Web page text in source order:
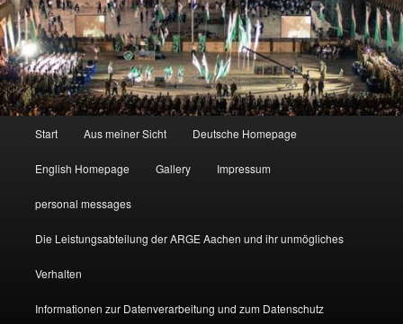
Start Aus meiner Sicht Deutsche Homepage
English Homepage Gallery Impressum
personal messages
Die Leistungsabteilung der ARGE Aachen und ihr unmögliches
Verhalten
Informationen zur Datenverarbeitung und zum Datenschutz